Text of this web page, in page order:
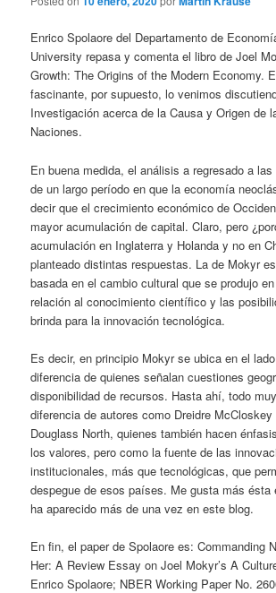
Enrico Spolaore del Departamento de
University repasa y comenta el libro de Joel
Growth: The Origins of the Modern Economy.
fascinante, por supuesto, lo venimos
Investigación acerca de la Causa y Origen de
Naciones.
En buena medida, el análisis a regresado a
de un largo período en que la economía
decir que el crecimiento económico de
mayor acumulación de capital. Claro, pero
acumulación en Inglaterra y Holanda y no en
planteado distintas respuestas. La de Mokyr
basada en el cambio cultural que se produjo
relación al conocimiento científico y las
brinda para la innovación tecnológica.
Es decir, en principio Mokyr se ubica en el
diferencia de quienes señalan cuestiones
disponibilidad de recursos. Hasta ahí, todo
diferencia de autores como Dreidre
Douglass North, quienes también hacen
los valores, pero como la fuente de las
institucionales, más que tecnológicas, que
despegue de esos países. Me gusta más ésta
ha aparecido más de una vez en este blog.
En fin, el paper de Spolaore es: Commanding
Her: A Review Essay on Joel Mokyr’s A
Enrico Spolaore; NBER Working Paper No.